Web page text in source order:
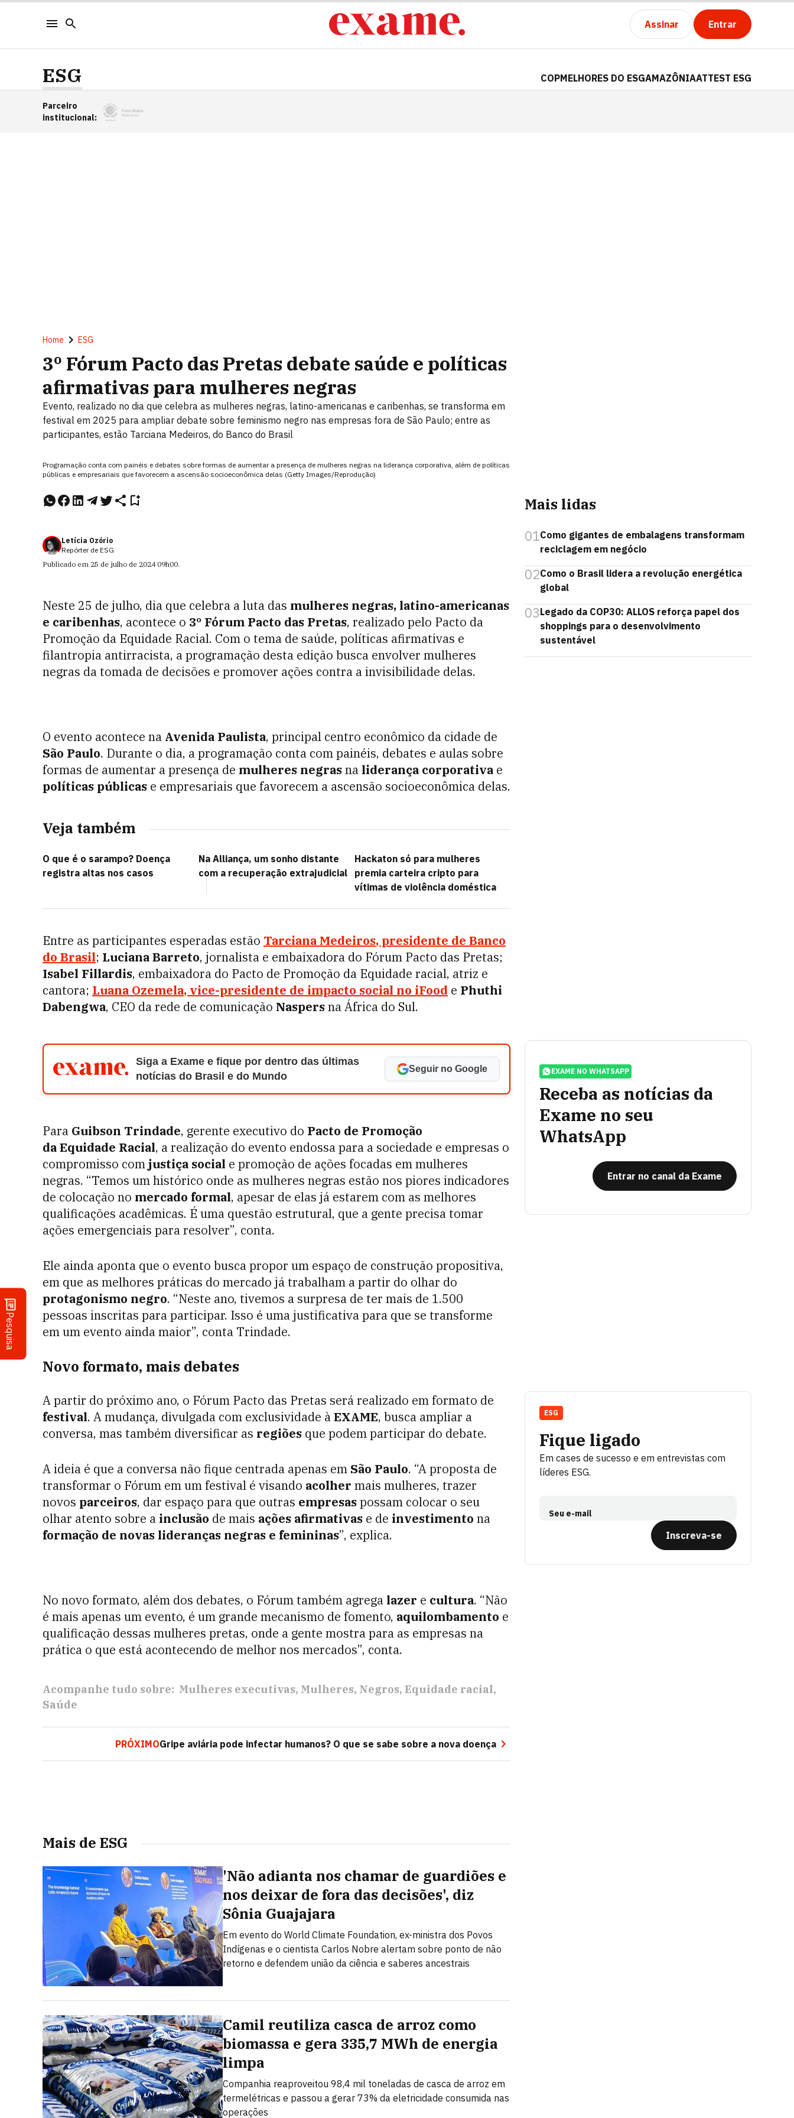
Assinar Entrar
Pesquisa
ESG COPMELHORES DO ESGAMAZÔNIAATTEST ESG
Parceiro
institucional:
Home ESG
3º Fórum Pacto das Pretas debate saúde e políticas
afirmativas para mulheres negras
Evento, realizado no dia que celebra as mulheres negras, latino-americanas e caribenhas, se transforma em
festival em 2025 para ampliar debate sobre feminismo negro nas empresas fora de São Paulo; entre as
participantes, estão Tarciana Medeiros, do Banco do Brasil
Programação conta com painéis e debates sobre formas de aumentar a presença de mulheres negras na liderança corporativa, além de políticas
públicas e empresariais que favorecem a ascensão socioeconômica delas (Getty Images/Reprodução)
Letícia Ozório
Repórter de ESG
Publicado em 25 de julho de 2024 09h00.
Neste 25 de julho, dia que celebra a luta das mulheres negras, latino-americanas
e caribenhas, acontece o 3º Fórum Pacto das Pretas, realizado pelo Pacto da
Promoção da Equidade Racial. Com o tema de saúde, políticas afirmativas e
filantropia antirracista, a programação desta edição busca envolver mulheres
negras da tomada de decisões e promover ações contra a invisibilidade delas.
O evento acontece na Avenida Paulista, principal centro econômico da cidade de
São Paulo. Durante o dia, a programação conta com painéis, debates e aulas sobre
formas de aumentar a presença de mulheres negrasna liderança corporativa e
políticas públicas e empresariais que favorecem a ascensão socioeconômica delas.
Veja também
O que é o sarampo? Doença
registra altas nos casos
Na Alliança, um sonho distante
com a recuperação extrajudicial
Hackaton só para mulheres
premia carteira cripto para
vítimas de violência doméstica
Entre as participantes esperadas estão Tarciana Medeiros, presidente de Banco
do Brasil; Luciana Barreto, jornalista e embaixadora do Fórum Pacto das Pretas;
Isabel Fillardis, embaixadora do Pacto de Promoção da Equidade racial, atriz e
cantora; Luana Ozemela, vice-presidente de impacto social no iFood e Phuthi
Dabengwa, CEO da rede de comunicação Naspersna África do Sul.
Siga a Exame e fique por dentro das últimas
notícias do Brasil e do Mundo
Seguir no Google
Para Guibson Trindade, gerente executivo do Pacto de Promoção
da Equidade Racial, a realização do evento endossa para a sociedade e empresas o
compromisso comjustiça social e promoção de ações focadas em mulheres
negras. “Temos um histórico onde as mulheres negras estão nos piores indicadores
de colocação no mercado formal, apesar de elas já estarem com as melhores
qualificações acadêmicas. É uma questão estrutural, que a gente precisa tomar
ações emergenciais para resolver”, conta.
Ele ainda aponta que o evento busca propor um espaço de construção propositiva,
em que as melhores práticas do mercado já trabalham a partir do olhar do
protagonismo negro. “Neste ano, tivemos a surpresa de ter mais de 1.500
pessoas inscritas para participar. Isso é uma justificativa para que se transforme
em um evento ainda maior”, conta Trindade.
Novo formato, mais debates
A partir do próximo ano, o Fórum Pacto das Pretas será realizado em formato de
festival. A mudança, divulgada com exclusividade àEXAME, busca ampliar a
conversa, mas também diversificar as regiões que podem participar do debate.
A ideia é que a conversa não fique centrada apenas em São Paulo. “A proposta de
transformar o Fórum em um festival é visando acolher mais mulheres, trazer
novos parceiros, dar espaço para que outras empresaspossam colocar o seu
olhar atento sobre a inclusão de mais ações afirmativas e de investimento na
formação de novas lideranças negras e femininas”, explica.
No novo formato, além dos debates, o Fórum também agrega lazer e cultura. “Não
é mais apenas um evento, é um grande mecanismo de fomento, aquilombamento e
qualificação dessas mulheres pretas, onde a gente mostra para as empresas na
prática o que está acontecendo de melhor nos mercados”, conta.
Acompanhe tudo sobre: Mulheres executivas Mulheres Negros Equidade racial
Saúde
PRÓXIMOGripe aviária pode infectar humanos? O que se sabe sobre a nova doença
Mais de ESG
'Não adianta nos chamar de guardiões e
nos deixar de fora das decisões', diz
Sônia Guajajara
Em evento do World Climate Foundation, ex-ministra dos Povos
Indígenas e o cientista Carlos Nobre alertam sobre ponto de não
retorno e defendem união da ciência e saberes ancestrais
Camil reutiliza casca de arroz como
biomassa e gera 335,7 MWh de energia
limpa
Companhia reaproveitou 98,4 mil toneladas de casca de arroz em
termelétricas e passou a gerar 73% da eletricidade consumida nas
operações
Mais lidas
01Como gigantes de embalagens transformam
reciclagem em negócio
02Como o Brasil lidera a revolução energética
global
03Legado da COP30: ALLOS reforça papel dos
shoppings para o desenvolvimento
sustentável
EXAME NO WHATSAPP
Receba as notícias da
Exame no seu
WhatsApp
Entrar no canal da Exame
Fique ligado
Em cases de sucesso e em entrevistas com
líderes ESG.
Seu e-mail
Inscreva-se
ESG